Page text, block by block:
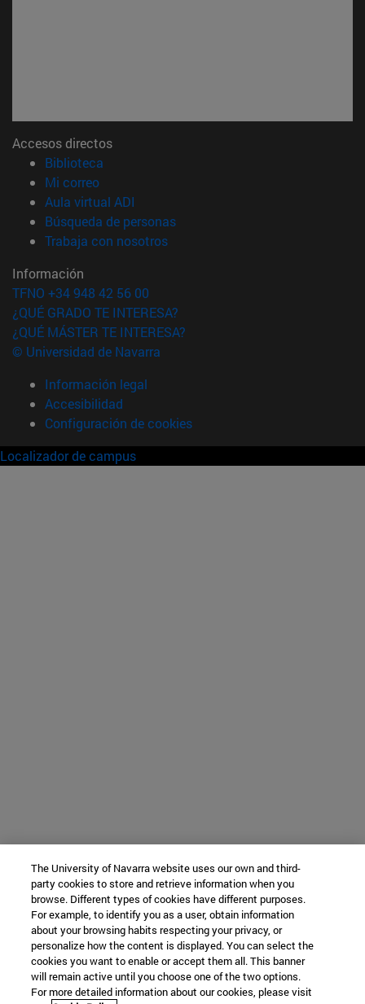
Accesos directos
Biblioteca
Mi correo(abre en nueva ventana)
Aula virtual ADI
Búsqueda de personas(abre en nueva ventana)
Trabaja con nosotros(abre en nueva ventana)
Información
TFNO +34 948 42 56 00
¿QUÉ GRADO TE INTERESA?
¿QUÉ MÁSTER TE INTERESA?
© Universidad de Navarra
Información legal
Accesibilidad
Configuración de cookies
Localizador de campus
The University of Navarra website uses our own and third-
party cookies to store and retrieve information when you
browse. Different types of cookies have different purposes.
For example, to identify you as a user, obtain information
about your browsing habits respecting your privacy, or
personalize how the content is displayed. You can select the
cookies you want to enable or accept them all. This banner
will remain active until you choose one of the two options.
For more detailed information about our cookies, please visit